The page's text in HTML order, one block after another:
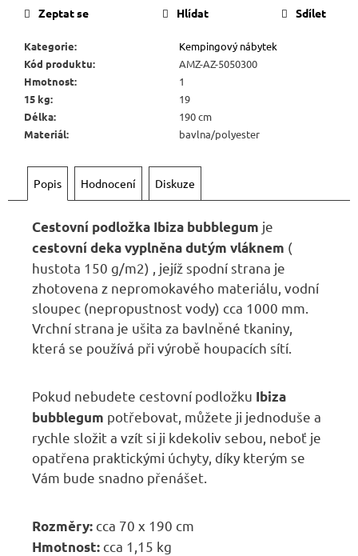
Kategorie:
Kempingový nábytek
Kód produktu:
AMZ-AZ-5050300
Hmotnost:
1
15 kg:
19
Délka:
190 cm
Materiál: bavlna/polyester
Zeptat se Hlídat Sdílet
Popis Hodnocení Diskuze
Cestovní podložka Ibiza bubblegum je
cestovní deka vyplněna dutým vláknem (
hustota 150 g/m2) , jejíž spodní strana je
zhotovena z nepromokavého materiálu, vodní
sloupec (nepropustnost vody) cca 1000 mm.
Vrchní strana je ušita za bavlněné tkaniny,
která se používá při výrobě houpacích sítí.
Pokud nebudete cestovní podložku Ibiza
bubblegum potřebovat, můžete ji jednoduše a
rychle složit a vzít si ji kdekoliv sebou, neboť je
opatřena praktickými úchyty, díky kterým se
Vám bude snadno přenášet.
Rozměry:cca 70 x 190 cm
Hmotnost:cca 1,15 kg
m
RUSTIKÁLNÍ
ŽIDLE
SWEET
SIL22
601
Původně:
890